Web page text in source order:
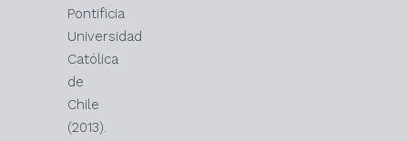
Pontificia
Universidad
Católica
de
Chile
(2013).